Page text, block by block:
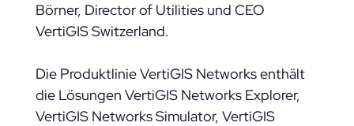
Börner, Director of Utilities und CEO
VertiGIS Switzerland.
Die Produktlinie VertiGIS Networks enthält
die Lösungen VertiGIS Networks Explorer,
VertiGIS Networks Simulator, VertiGIS